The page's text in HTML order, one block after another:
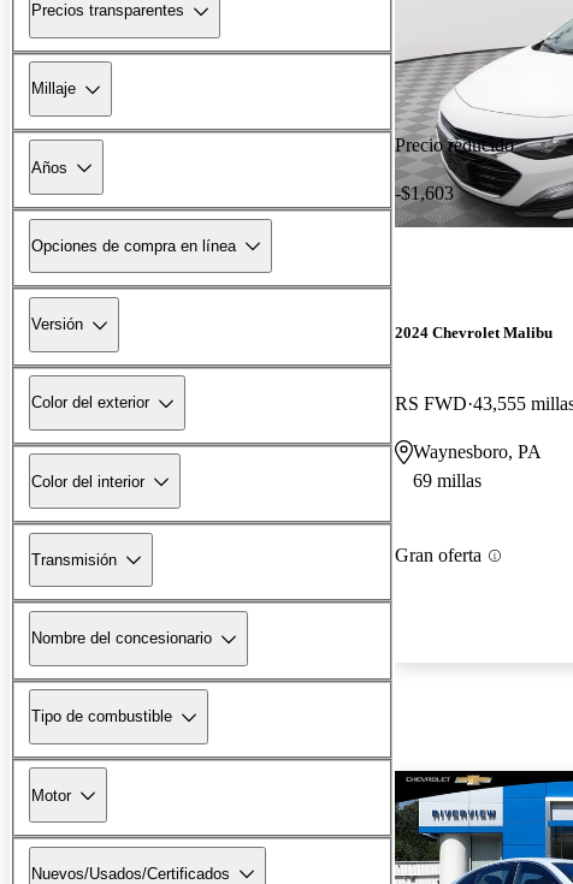
Precios transparentes
Millaje
Años
Opciones de compra en línea
Versión
Color del exterior
Color del interior
Transmisión
Nombre del concesionario
Tipo de combustible
Motor
Nuevos/Usados/Certificados
Precio reducido
-$1,603
2024 Chevrolet Malibu
RS FWD 43,555
Waynesboro, PA
69 millas
Gran oferta